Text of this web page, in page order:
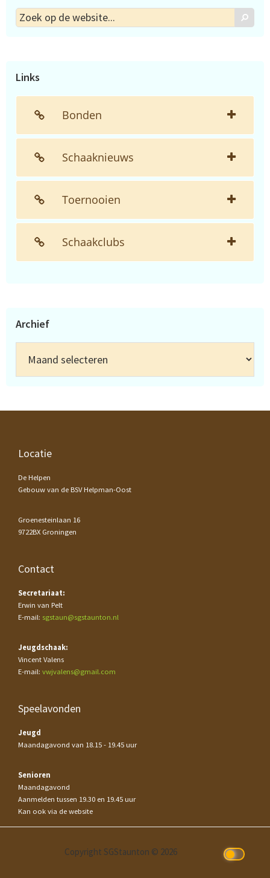
Zoek
op
Zoek
Links
Bonden
Schaaknieuws
Toernooien
Schaakclubs
Archief
Footer
Locatie
De Helpen
Gebouw van de BSV Helpman-Oost
Groenesteinlaan 16
9722BX Groningen
Contact
Secretariaat:
Erwin van Pelt
E-mail: sgstaun@sgstaunton.nl
Jeugdschaak:
Vincent Valens
E-mail: vwjvalens@gmail.com
Speelavonden
Jeugd
Maandagavond van 18.15 - 19.45 uur
Senioren
Maandagavond
Aanmelden tussen 19.30 en 19.45 uur
Kan ook via de website
Copyright SGStaunton © 2026